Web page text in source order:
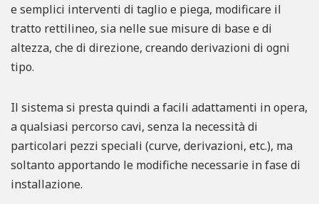
e semplici interventi di taglio e piega, modificare il
tratto rettilineo, sia nelle sue misure di base e di
altezza, che di direzione, creando derivazioni di ogni
tipo.
Il sistema si presta quindi a facili adattamenti in opera,
a qualsiasi percorso cavi, senza la necessità di
particolari pezzi speciali (curve, derivazioni, etc.), ma
soltanto apportando le modifiche necessarie in fase di
installazione.